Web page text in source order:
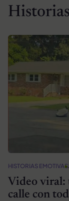
HISTORIAS EMOTIVAS
Video viral:
calle con